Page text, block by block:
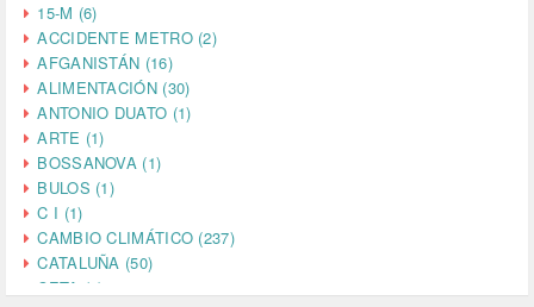
15-M (6)
ACCIDENTE METRO (2)
AFGANISTÁN (16)
ALIMENTACIÓN (30)
ANTONIO DUATO (1)
ARTE (1)
BOSSANOVA (1)
BULOS (1)
C I (1)
CAMBIO CLIMÁTICO (237)
CATALUÑA (50)
CETA (2)